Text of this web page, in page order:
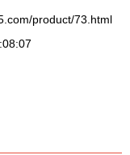
product/73.html